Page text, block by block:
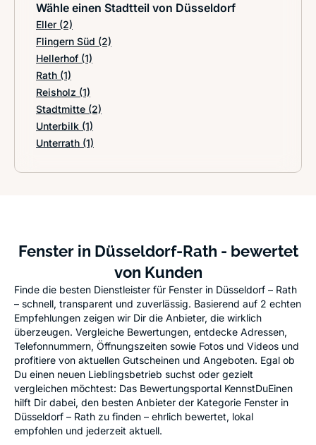
Wähle einen Stadtteil von Düsseldorf
Eller (2)
Flingern Süd (2)
Hellerhof (1)
Rath (1)
Reisholz (1)
Stadtmitte (2)
Unterbilk (1)
Unterrath (1)
Fenster in Düsseldorf-Rath - bewertet
von Kunden
Finde die besten Dienstleister für Fenster in Düsseldorf – Rath
– schnell, transparent und zuverlässig. Basierend auf 2 echten
Empfehlungen zeigen wir Dir die Anbieter, die wirklich
überzeugen. Vergleiche Bewertungen, entdecke Adressen,
Telefonnummern, Öffnungszeiten sowie Fotos und Videos und
profitiere von aktuellen Gutscheinen und Angeboten. Egal ob
Du einen neuen Lieblingsbetrieb suchst oder gezielt
vergleichen möchtest: Das Bewertungsportal KennstDuEinen
hilft Dir dabei, den besten Anbieter der Kategorie Fenster in
Düsseldorf – Rath zu finden – ehrlich bewertet, lokal
empfohlen und jederzeit aktuell.